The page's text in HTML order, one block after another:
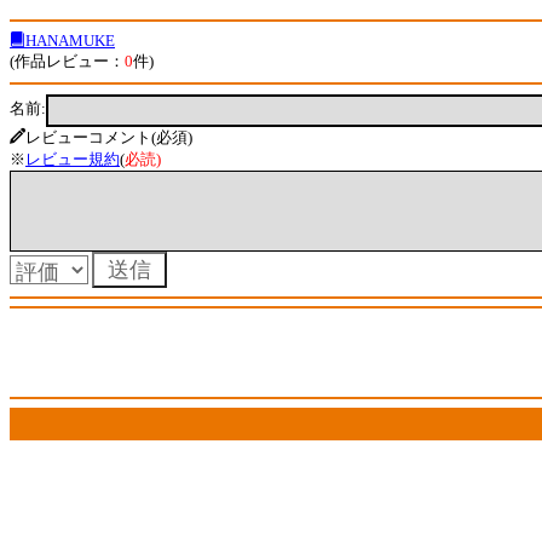
HANAMUKE
(作品レビュー： 0件)
名前:
レビューコメント(必須)
※ レビュー規約(必読)